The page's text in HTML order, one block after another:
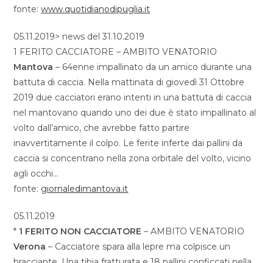
fonte:www.quotidianodipuglia.it
05.11.2019> news del 31.10.2019
1 FERITO CACCIATORE – AMBITO VENATORIO
Mantova – 64enne impallinato da un amico durante una
battuta di caccia. Nella mattinata di giovedì 31 Ottobre
2019 due cacciatori erano intenti in una battuta di caccia
nel mantovano quando uno dei due è stato impallinato al
volto dall’amico, che avrebbe fatto partire
inavvertitamente il colpo. Le ferite inferte dai pallini da
caccia si concentrano nella zona orbitale del volto, vicino
agli occhi…
fonte: giornaledimantova.it
05.11.2019
* 1 FERITO NON CACCIATORE – AMBITO VENATORIO
Verona – Cacciatore spara alla lepre ma colpisce un